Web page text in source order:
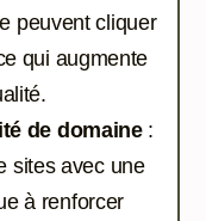
peuvent cliquer
qui augmente
de domaine:
sites avec une
à renforcer